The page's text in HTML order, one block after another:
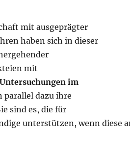
mit ausgeprägter
haben sich in dieser
mit
im
parallel dazu ihre
sind es, die für
unterstützen, wenn diese